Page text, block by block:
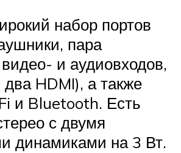
набор портов
пара
и аудиовходов,
HDMI), а также
и Bluetooth. Есть
с двумя
динамиками на 3 Вт.